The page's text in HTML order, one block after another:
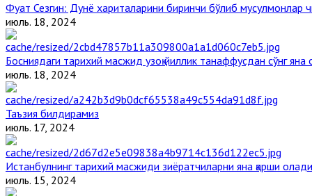
Фуат Сезгин: Дунё хариталарини биринчи бўлиб мусулмонлар
июль. 18, 2024
Босниядаги тарихий масжид узоқ йиллик танаффусдан сўнг яна
июль. 18, 2024
Таъзия билдирамиз
июль. 17, 2024
Истанбулнинг тарихий масжиди зиёратчиларни яна қарши олади
июль. 15, 2024